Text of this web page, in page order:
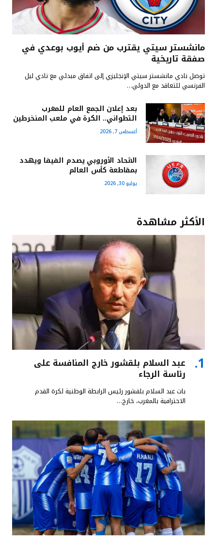
مانشستر سيتي يقترب من ضم أيوب بوعدي في
صفقة تاريخية
توصل نادي مانشستر سيتي الإنجليزي إلى اتفاق مبدئي مع نادي ليل
الفرنسي للتعاقد مع الدولي…
بعد إعلان الجمع العام للمغرب
التطواني.. الكرة في ملعب المنخرطين
أغسطس 7, 2026
الاتحاد الأوروبي يصدم الفيفا ويهدد
بمقاطعة كأس العالم
يوليو 30, 2026
الأكثر مشاهدة
عبد السلام بلقشور خارج المنافسة على
رئاسة الرجاء
بات عبد السلام بلقشور رئيس الرابطة الوطنية لكرة القدم
الاحترافية بالمغرب، خارج…